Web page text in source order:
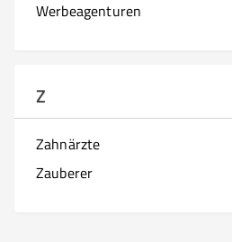
Werbeagenturen
Z
Zahnärzte
Zauberer